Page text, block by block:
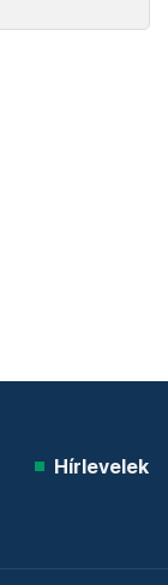
Hírlevelek